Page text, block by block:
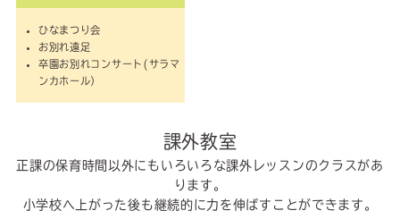
ひなまつり会
お別れ遠足
卒園お別れコンサート(サラマ
ンカホール）
課外教室
正課の保育時間以外にもいろいろな課外レッスンのクラスがあ
ります。
小学校へ上がった後も継続的に力を伸ばすことができます。